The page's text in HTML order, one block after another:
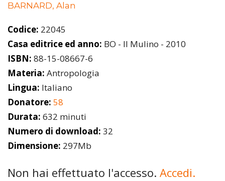
BARNARD, Alan
Codice: 22045
Casa editrice ed anno: BO - Il Mulino - 2010
ISBN: 88-15-08667-6
Materia: Antropologia
Lingua: Italiano
Donatore: 58
Durata: 632 minuti
Numero di download: 32
Dimensione: 297Mb
Non hai effettuato l'accesso. Accedi.